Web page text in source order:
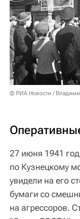
© РИА Новости /
27 июня 1941
по Кузнецкому
увидели на его
бумаги со
на агрессоров.